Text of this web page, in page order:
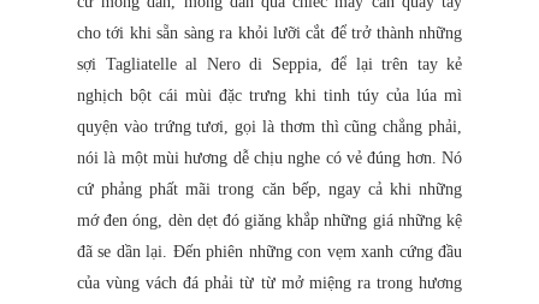
cho tới khi sẵn sàng ra khỏi lưỡi cắt để trở thành những
sợi Tagliatelle al Nero di Seppia, để lại trên tay kẻ
nghịch bột cái mùi đặc trưng khi tinh túy của lúa mì
quyện vào trứng tươi, gọi là thơm thì cũng chẳng phải,
nói là một mùi hương dễ chịu nghe có vẻ đúng hơn. Nó
cứ phảng phất mãi trong căn bếp, ngay cả khi những
mớ đen óng, dèn dẹt đó giăng khắp những giá những kệ
đã se dần lại. Đến phiên những con vẹm xanh cứng đầu
của vùng vách đá phải từ từ mở miệng ra trong hương